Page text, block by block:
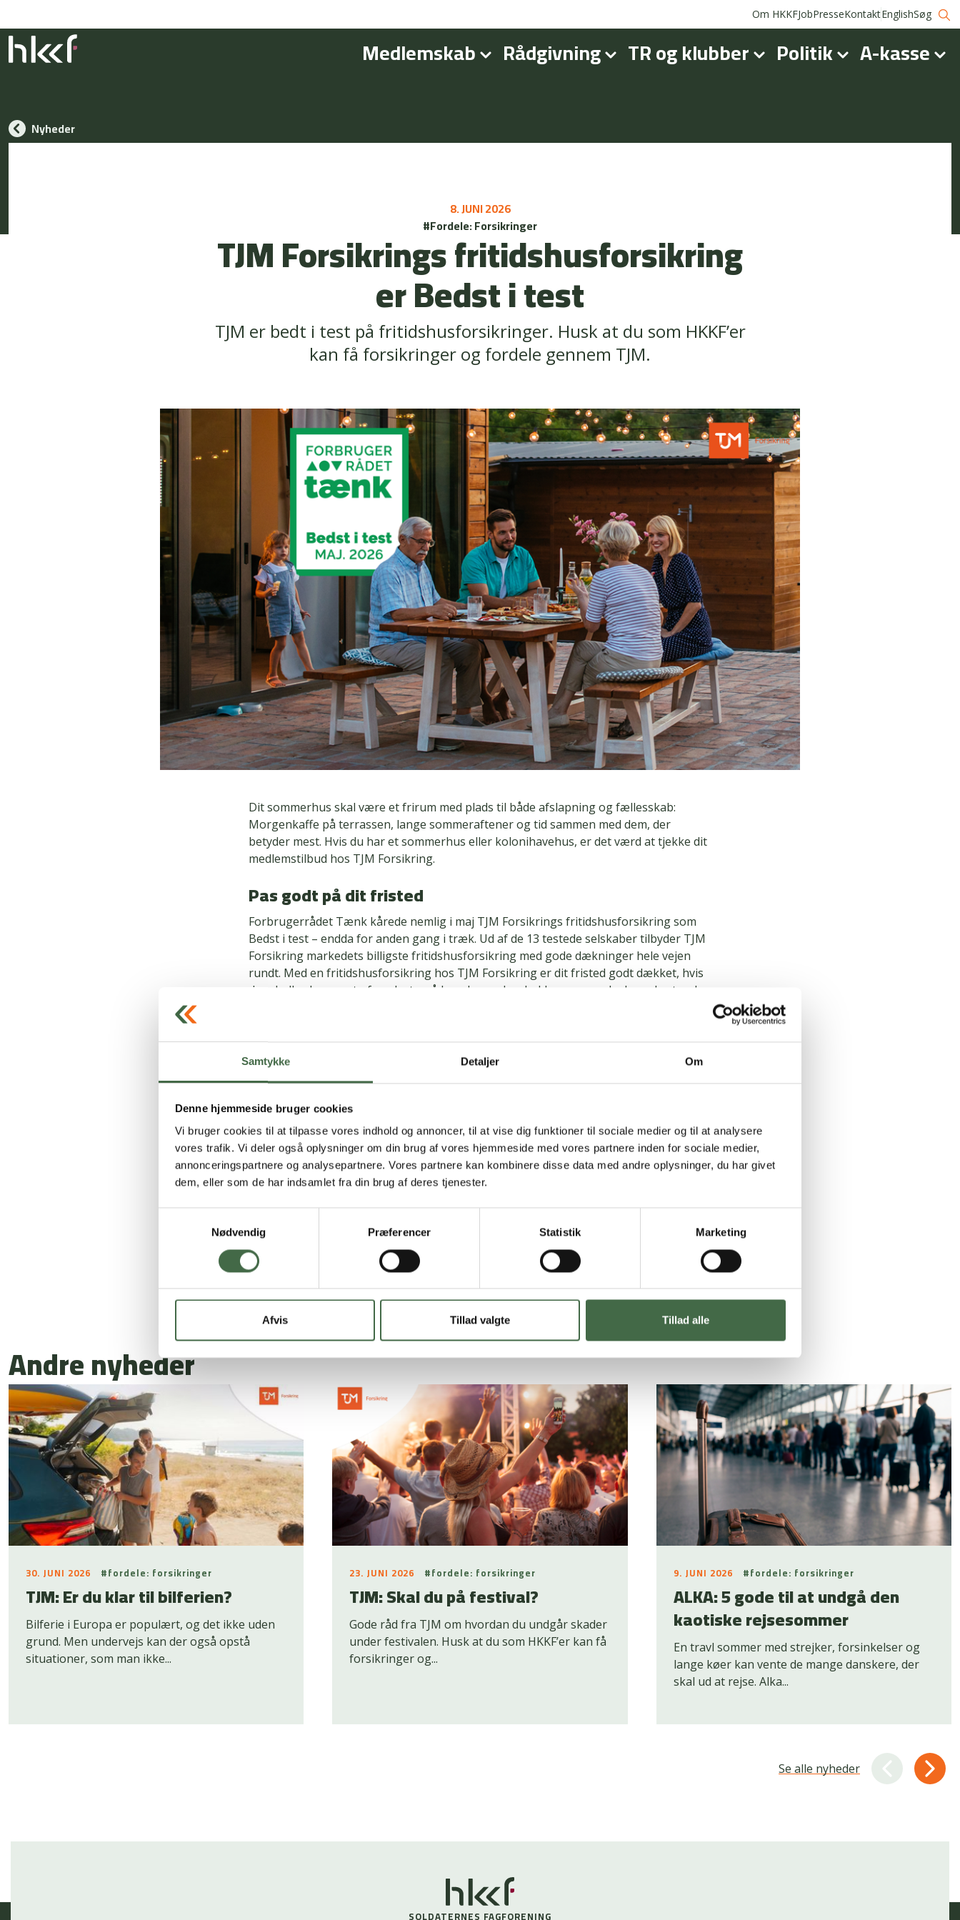
Samtykke Detaljer Om
Denne hjemmeside bruger cookies
Vi bruger cookies til at tilpasse vores indhold og annoncer, til at vise dig funktioner til sociale medier og til at analysere
vores trafik. Vi deler også oplysninger om din brug af vores hjemmeside med vores partnere inden for sociale medier,
annonceringspartnere og analysepartnere. Vores partnere kan kombinere disse data med andre oplysninger, du har givet
dem, eller som de har indsamlet fra din brug af deres tjenester.
Nødvendig
Præferencer Statistik Marketing
Afvis Tillad valgte Tillad alle
Om HKKFJobPresseKontaktEnglishSøg
Medlemskab Rådgivning TR og klubber Politik A-kasse
Nyheder
8. JUNI 2026
#Fordele: Forsikringer
TJM Forsikrings fritidshusforsikring
er Bedst i test
TJM er bedt i test på fritidshusforsikringer. Husk at du som HKKF’er
kan få forsikringer og fordele gennem TJM.
Dit sommerhus skal være et frirum med plads til både afslapning og fællesskab:
Morgenkaffe på terrassen, lange sommeraftener og tid sammen med dem, der
betyder mest. Hvis du har et sommerhus eller kolonihavehus, er det værd at tjekke dit
medlemstilbud hos TJM Forsikring.
Pas godt på dit fristed
Forbrugerrådet Tænk kårede nemlig i maj TJM Forsikrings fritidshusforsikring som
Bedst i test – endda for anden gang i træk. Ud af de 13 testede selskaber tilbyder TJM
Forsikring markedets billigste fritidshusforsikring med gode dækninger hele vejen
rundt. Med en fritidshusforsikring hos TJM Forsikring er dit fristed godt dækket, hvis
der skulle ske noget uforudset – så kan du sænke skuldrene og nyde de gode stunder
Skader på indbo og ved udlejning kan også dækkes
Sommerhuset står typisk tomt en del af året. Derfor giver det ro i maven at vide, at
forsikringen er på plads, hvis uheldet skulle være ude, fx i form af vejrskader eller
indbrud. Forsikringen kan udvides til også at omfatte indbo, ligesom du kan tegne en
Læs om fritidshusforsikring her.
TJM er din fordel gennem HKKF
forsikringer og fordele hos TJM. Læs om
hvilke forsikringer TJM kan tilbyde dig
her.
Siden er sidst opdateret:12.06.26 kl. 08.43
Andre nyheder
30. JUNI 2026 #fordele: forsikringer
TJM: Er du klar til bilferien?
Bilferie i Europa er populært, og det ikke uden
grund. Men undervejs kan der også opstå
situationer, som man ikke...
23. JUNI 2026 #fordele: forsikringer
TJM: Skal du på festival?
Gode råd fra TJM om hvordan du undgår skader
under festivalen. Husk at du som HKKF’er kan få
forsikringer og...
9. JUNI 2026 #fordele: forsikringer
ALKA: 5 gode til at undgå den
kaotiske rejsesommer
En travl sommer med strejker, forsinkelser og
lange køer kan vente de mange danskere, der
skal ud at rejse. Alka...
Se alle nyheder
SOLDATERNES FAGFORENING